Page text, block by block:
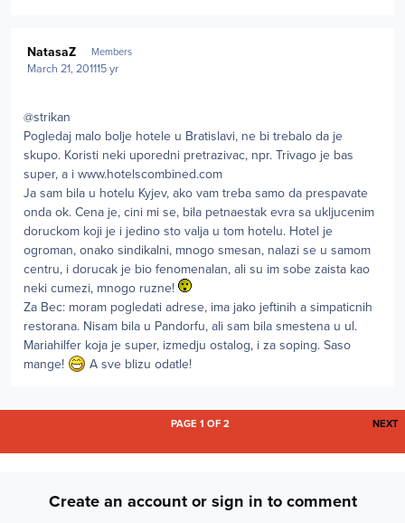
NatasaZ Members
March 21, 201115 yr
@strikan
Pogledaj malo bolje hotele u Bratislavi, ne bi trebalo da je
skupo. Koristi neki uporedni pretrazivac, npr. Trivago je bas
super, a i www.hotelscombined.com
Ja sam bila u hotelu Kyjev, ako vam treba samo da prespavate
onda ok. Cena je, cini mi se, bila petnaestak evra sa ukljucenim
doruckom koji je i jedino sto valja u tom hotelu. Hotel je
ogroman, onako sindikalni, mnogo smesan, nalazi se u samom
centru, i dorucak je bio fenomenalan, ali su im sobe zaista kao
neki cumezi, mnogo ruzne!
Za Bec: moram pogledati adrese, ima jako jeftinih a simpaticnih
restorana. Nisam bila u Pandorfu, ali sam bila smestena u ul.
Mariahilfer koja je super, izmedju ostalog, i za soping. Saso
mange!
A sve blizu odatle!
NEXT
PAGE 1 OF 2
Create an account or sign in to comment